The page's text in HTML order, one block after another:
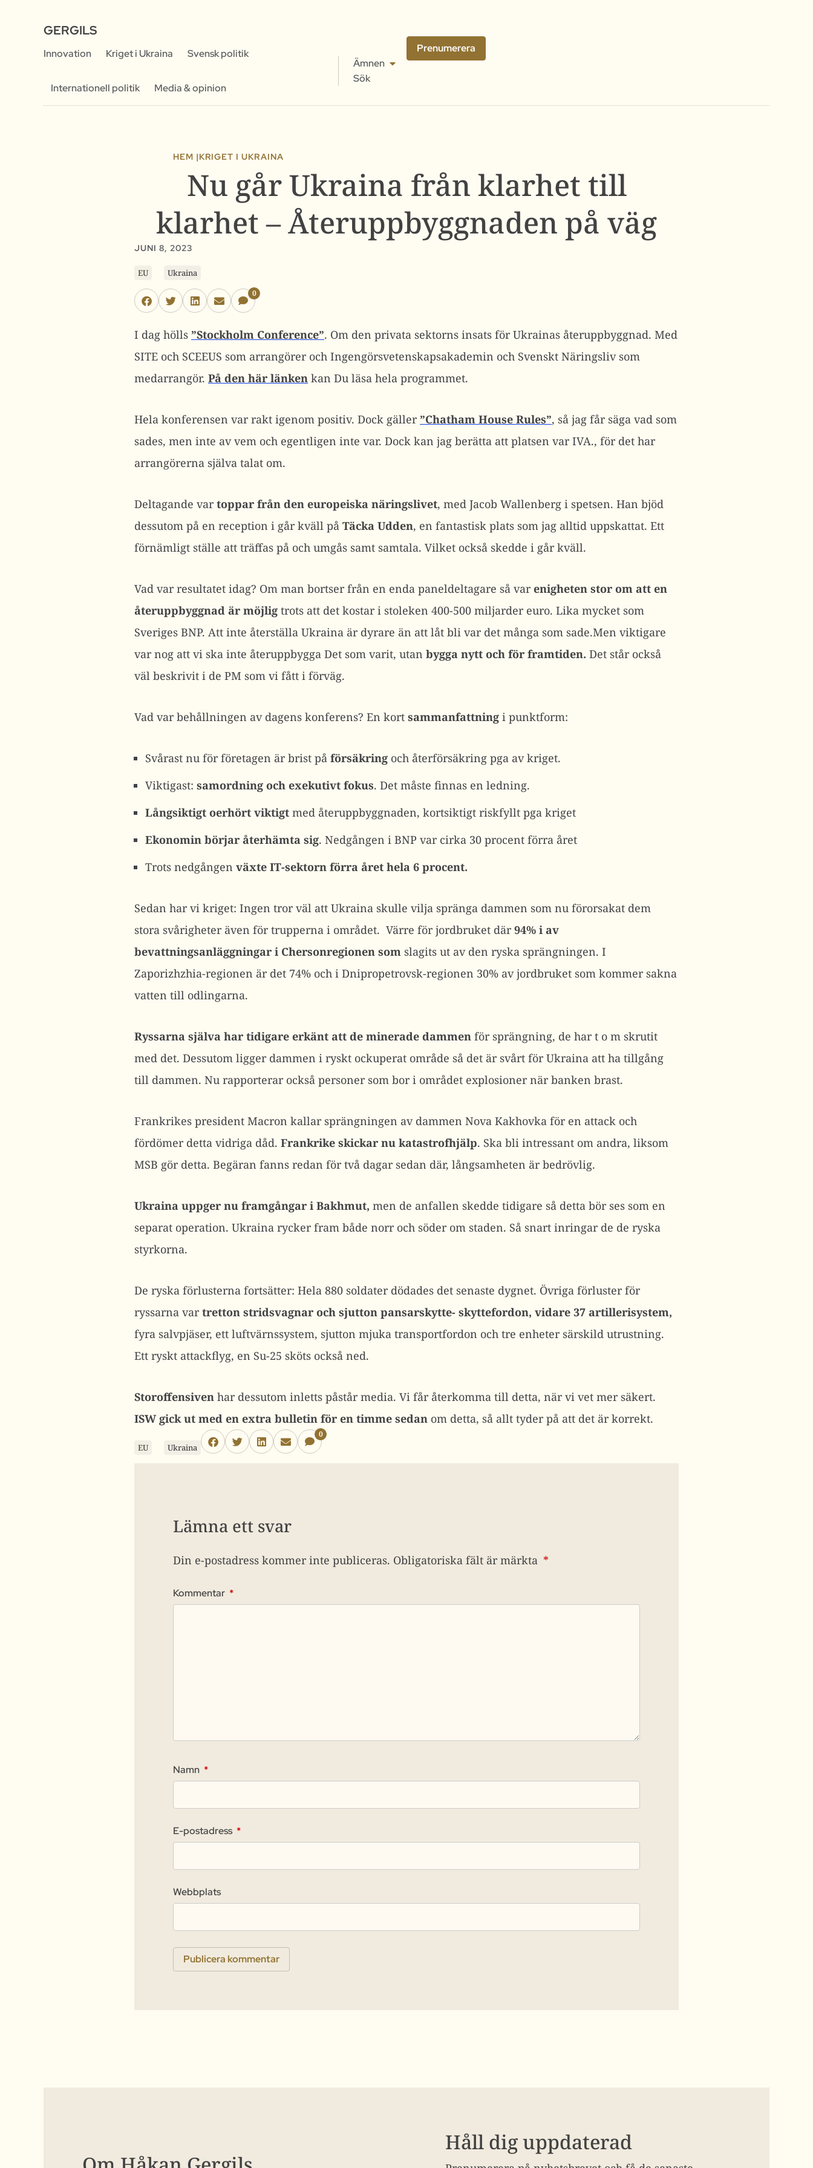
GERGILS
Innovation Kriget i Ukraina Svensk politik
Internationell politik Media & opinion
Ämnen
Sök
Prenumerera
HEM |KRIGET I UKRAINA
Nu går Ukraina från klarhet till
klarhet – Återuppbyggnaden på väg
JUNI 8, 2023
EU Ukraina
0
I dag hölls ”Stockholm Conference”. Om den privata sektorns insats för Ukrainas återuppbyggnad. Med
SITE och SCEEUS som arrangörer och Ingengörsvetenskapsakademin och Svenskt Näringsliv som
medarrangör. På den här länken kan Du läsa hela programmet.
Hela konferensen var rakt igenom positiv. Dock gäller ”Chatham House Rules”, så jag får säga vad som
sades, men inte av vem och egentligen inte var. Dock kan jag berätta att platsen var IVA., för det har
arrangörerna själva talat om.
Deltagande vartoppar från den europeiska näringslivet, med Jacob Wallenberg i spetsen. Han bjöd
dessutom på en reception i går kväll på Täcka Udden, en fantastisk plats som jag alltid uppskattat. Ett
förnämligt ställe att träffas på och umgås samt samtala. Vilket också skedde i går kväll.
Vad var resultatet idag? Om man bortser från en enda paneldeltagare så varenigheten stor om att en
återuppbyggnad är möjlig trots att det kostar i stoleken 400-500 miljarder euro. Lika mycket som
Sveriges BNP. Att inte återställa Ukraina är dyrare än att låt bli var det många som sade.Men viktigare
var nog att vi ska inte återuppbygga Det som varit, utan bygga nytt och för framtiden. Det står också
väl beskrivit i de PM som vi fått i förväg.
Vad var behållningen av dagens konferens? En kort sammanfattning i punktform:
Svårast nu för företagen är brist på försäkring och återförsäkring pga av kriget.
Viktigast: samordning och exekutivt fokus. Det måste finnas en ledning.
Långsiktigt oerhört viktigt med återuppbyggnaden, kortsiktigt riskfyllt pga kriget
Ekonomin börjar återhämta sig. Nedgången i BNP var cirka 30 procent förra året
Trots nedgången växte IT-sektorn förra året hela 6 procent.
Sedan har vi kriget: Ingen tror väl att Ukraina skulle vilja spränga dammen som nu förorsakat dem
stora svårigheter även för trupperna i området. Värre för jordbruket där94% i av
bevattningsanläggningar i Chersonregionen som slagits ut av den ryska sprängningen. I
Zaporizhzhia-regionen är det 74% och i Dnipropetrovsk-regionen 30% av jordbruket som kommer sakna
vatten till odlingarna.
Ryssarna själva har tidigare erkänt att de minerade dammen för sprängning, de har t o m skrutit
med det. Dessutom ligger dammen i ryskt ockuperat område så det är svårt för Ukraina att ha tillgång
till dammen. Nu rapporterar också personer som bor i området explosioner när banken brast.
Frankrikes president Macron kallar sprängningen av dammen Nova Kakhovka för en attack och
fördömer detta vidriga dåd. Frankrike skickar nu katastrofhjälp. Ska bli intressant om andra, liksom
MSB gör detta. Begäran fanns redan för två dagar sedan där, långsamheten är bedrövlig.
Ukraina uppger nu framgångar i Bakhmut, men de anfallen skedde tidigare så detta bör ses som en
separat operation. Ukraina rycker fram både norr och söder om staden. Så snart inringar de de ryska
styrkorna.
De ryska förlusterna fortsätter: Hela 880 soldater dödades det senaste dygnet. Övriga förluster för
ryssarna vartretton stridsvagnar och sjutton pansarskytte- skyttefordon, vidare 37 artillerisystem,
fyra salvpjäser, ett luftvärnssystem, sjutton mjuka transportfordon och tre enheter särskild utrustning.
Ett ryskt attackflyg, en Su-25 sköts också ned.
Storoffensiven har dessutom inletts påstår media. Vi får återkomma till detta, när vi vet mer säkert.
ISW gick ut med en extra bulletin för en timme sedan om detta, så allt tyder på att det är korrekt.
EU Ukraina
0
Lämna ett svar
Din e-postadress kommer inte publiceras. Obligatoriska fält är märkta *
Kommentar *
Namn *
E-postadress *
Webbplats
Håll dig uppdaterad